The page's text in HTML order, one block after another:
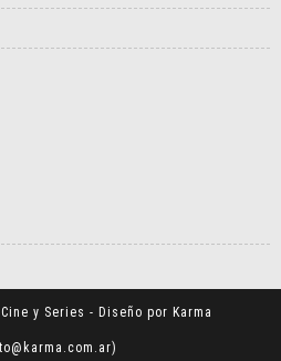
y Series - Diseño por Karma
)